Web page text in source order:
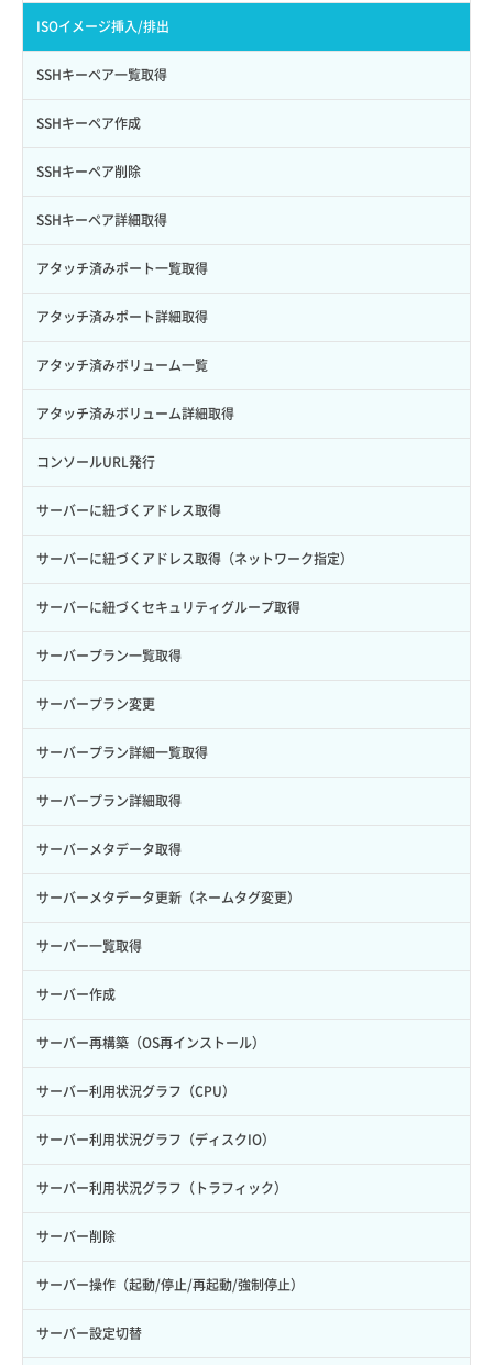
Credential詳細取得
サブユーザーからロールを紐づけ解除
サブユーザーにロールを紐づけ
サブユーザー一覧取得
サブユーザー作成
サブユーザー削除
サブユーザー更新
サブユーザー詳細取得
トークン発行
パーミッション一覧取得
ロールからパーミッションを紐づけ解除
ロールにパーミッションを紐づけ
ロール一覧取得
ロール作成
ロール削除
ロール更新
ロール詳細取得
スナップショット削除
スナップショット復元
スナップショット詳細一覧取得
スナップショット詳細取得（アイテム指定）
バックアップリストア
バックアップ一覧取得
バックアップ詳細一覧取得
バックアップ詳細取得
ボリュームイメージ保存
ボリュームタイプ一覧取得
ボリュームタイプ詳細取得
ボリューム一覧取得
ボリューム作成
ボリューム削除
ボリューム更新
ボリューム詳細一覧取得
ボリューム詳細取得
自動バックアップ有効化
自動バックアップ無効化
ISOイメージ作成
イメージ一覧取得
イメージ保存使用量取得
イメージ保存容量取得
イメージ保存容量変更
イメージ削除
イメージ詳細取得
ISOイメージ挿入/排出
SSHキーペア一覧取得
SSHキーペア作成
SSHキーペア削除
SSHキーペア詳細取得
アタッチ済みポート一覧取得
アタッチ済みポート詳細取得
アタッチ済みボリューム一覧
アタッチ済みボリューム詳細取得
コンソールURL発行
サーバーに紐づくアドレス取得
サーバーに紐づくアドレス取得（ネットワーク指定）
サーバーに紐づくセキュリティグループ取得
サーバープラン一覧取得
サーバープラン変更
サーバープラン詳細一覧取得
サーバープラン詳細取得
サーバーメタデータ取得
サーバーメタデータ更新（ネームタグ変更）
サーバー一覧取得
サーバー作成
サーバー再構築（OS再インストール）
サーバー利用状況グラフ（CPU）
サーバー利用状況グラフ（ディスクIO）
サーバー利用状況グラフ（トラフィック）
サーバー削除
サーバー操作（起動/停止/再起動/強制停止）
サーバー設定切替